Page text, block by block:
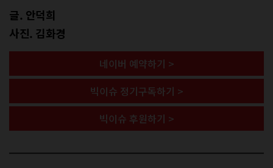
글. 안덕희
사진. 김화경
네이버 예약하기 >
빅이슈 정기구독하기 >
빅이슈 후원하기 >